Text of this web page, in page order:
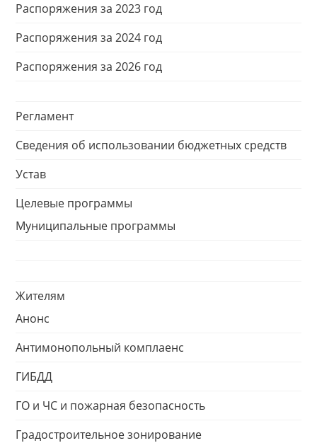
Распоряжения за 2023 год
Распоряжения за 2024 год
Распоряжения за 2026 год
Регламент
Сведения об использовании бюджетных средств
Устав
Целевые программы
Муниципальные программы
Жителям
Анонс
Антимонопольный комплаенс
ГИБДД
ГО и ЧС и пожарная безопасность
Градостроительное зонирование